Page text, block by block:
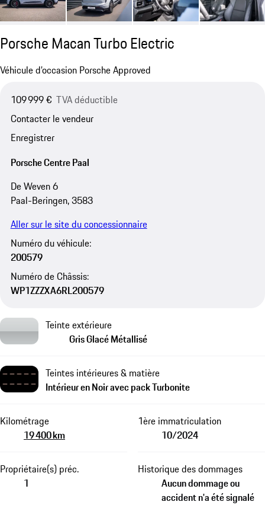
Porsche Macan Turbo Electric
Véhicule d’occasion Porsche Approved
109 999 € TVA déductible
Contacter le vendeur
Enregistrer
Porsche Centre Paal
De Weven 6
Paal-Beringen, 3583
Aller sur le site du concessionnaire
Numéro du véhicule:
200579
Numéro de Châssis:
WP1ZZZXA6RL200579
Teinte extérieure
Gris Glacé Métallisé
Teintes intérieures & matière
Intérieur en Noir avec pack Turbonite
Kilométrage
19 400 km
1ère immatriculation
10/2024
Propriétaire(s) préc.
1
Historique des dommages
Aucun dommage ou
accident n'a été signalé